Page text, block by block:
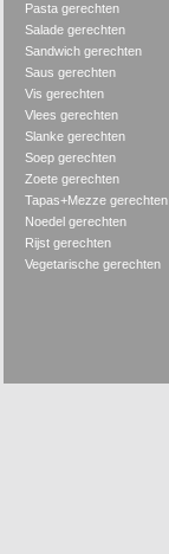
Pasta gerechten
Salade gerechten
Sandwich gerechten
Saus gerechten
Vis gerechten
Vlees gerechten
Slanke gerechten
Soep gerechten
Zoete gerechten
Tapas+Mezze gerechten
Noedel gerechten
Rijst gerechten
Vegetarische gerechten